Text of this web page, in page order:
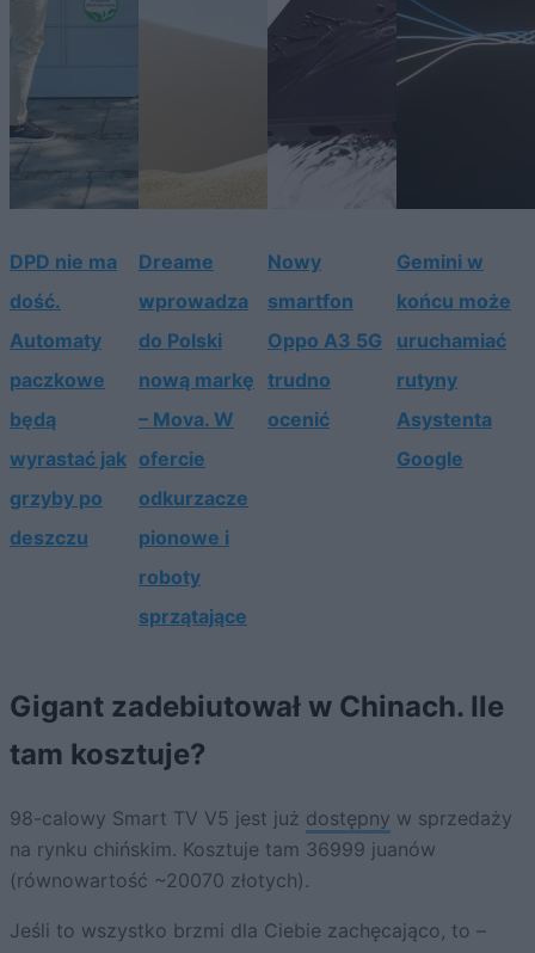
DPD nie ma
dość.
Automaty
paczkowe
będą
wyrastać jak
grzyby po
deszczu
Dreame
wprowadza
do Polski
nową markę
– Mova. W
ofercie
odkurzacze
pionowe i
roboty
sprzątające
Nowy
smartfon
Oppo A3 5G
trudno
ocenić
Gemini w
końcu może
uruchamiać
rutyny
Asystenta
Google
Gigant zadebiutował w Chinach. Ile
tam kosztuje?
98-calowy Smart TV V5 jest już dostępny w sprzedaży
na rynku chińskim. Kosztuje tam 36999 juanów
(równowartość ~20070 złotych).
Jeśli to wszystko brzmi dla Ciebie zachęcająco, to –